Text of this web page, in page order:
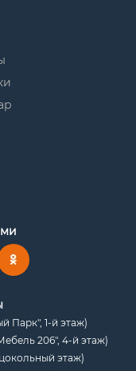
Парк", 1-й этаж)
206", 4-й этаж)
этаж)